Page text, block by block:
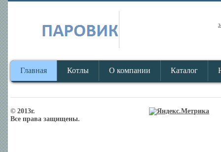
Главная Котлы О компании Каталог
© 2013г.
Все права защищены.